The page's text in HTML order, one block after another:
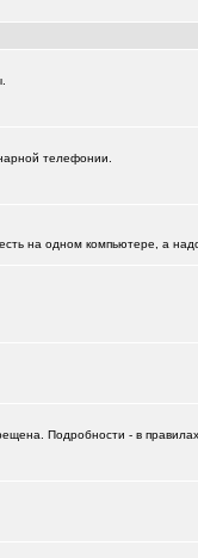
телефонии.
на одном компьютере, а
Подробности - в